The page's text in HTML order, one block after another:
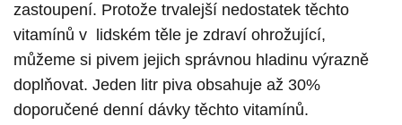
zastoupení. Protože trvalejší nedostatek těchto
vitamínů v lidském těle je zdraví ohrožující,
můžeme si pivem jejich správnou hladinu výrazně
doplňovat. Jeden litr piva obsahuje až 30%
doporučené denní dávky těchto vitamínů.